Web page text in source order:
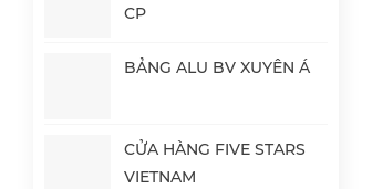
CP
BẢNG ALU BV XUYÊN Á
CỬA HÀNG FIVE STARS
VIETNAM